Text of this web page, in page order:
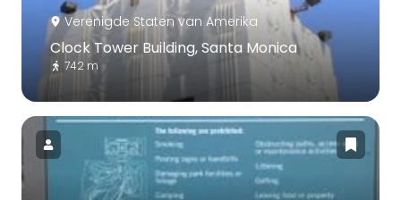
Verenigde Staten van Amerika
Clock Tower Building, Santa Monica
742 m